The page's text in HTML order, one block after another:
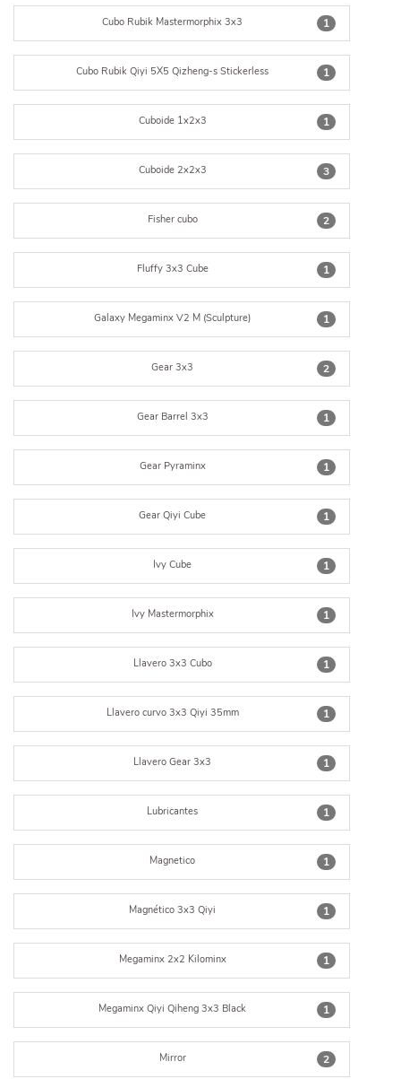
1
Cubo Rubik Mastermorphix 3x3
1
Cubo Rubik Qiyi 5X5 Qizheng-s Stickerless
1
Cuboide 1x2x3
3
Cuboide 2x2x3
2
Fisher cubo
1
Fluffy 3x3 Cube
1
Galaxy Megaminx V2 M (Sculpture)
2
Gear 3x3
1
Gear Barrel 3x3
1
Gear Pyraminx
1
Gear Qiyi Cube
1
Ivy Cube
1
Ivy Mastermorphix
1
Llavero 3x3 Cubo
1
Llavero curvo 3x3 Qiyi 35mm
1
Llavero Gear 3x3
1
Lubricantes
1
Magnetico
1
Magnético 3x3 Qiyi
1
Megaminx 2x2 Kilominx
1
Megaminx Qiyi Qiheng 3x3 Black
2
Mirror